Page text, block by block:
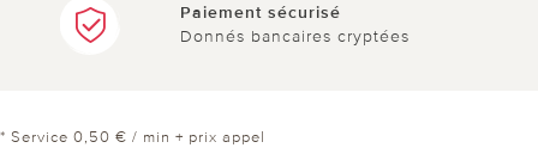
Paiement sécurisé
Donnés bancaires cryptées
* Service 0,50 € / min + prix appel